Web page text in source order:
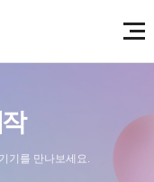
기를 만나보세요.